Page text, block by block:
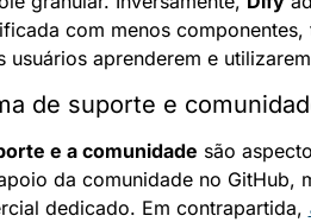
com menos
usuários aprenderem e
de suporte e
e a comunidade são
da comunidade no GitHub,
dedicado. Em contrapartida,